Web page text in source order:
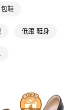
帳款。
，商店將以您的個人
對及更正。
繫「AFTEE先享後付
support/home
之同意方可使用
鞋
低跟 鞋身